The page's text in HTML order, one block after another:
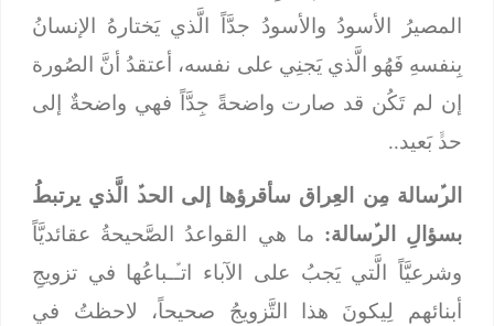
المصيرُ الأسودُ والأسودُ جدَّاً الَّذي يَختارهُ الإنسانُ
بِنفسهِ فَهُو الَّذي يَجنِي على نفسه، أعتقدُ أنَّ الصُورة
إن لم تَكُن قد صارت واضحةً جِدَّاً فهي واضحةٌ إلى
حدﱟ بَعيد..
الرﱢسالة مِن العِراق سأقرؤها إلى الحدﱢ الَّذي يرتبطُ
بسؤالِ الرﱢسالة: ما هي القواعدُ الصَّحيحةُ عقائديَّاً
وشرعيَّاً الَّتي يَجبُ على الآباء اتـﱢـباعُها في تزويجِ
أبنائهم لِيكونَ هذا التَّزويجُ صحيحاً، لاحظتُ في